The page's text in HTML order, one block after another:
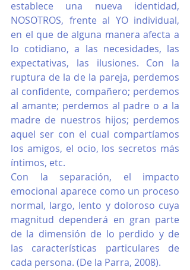
establece una nueva identidad,
NOSOTROS, frente al YO individual,
en el que de alguna manera afecta a
lo cotidiano, a las necesidades, las
expectativas, las ilusiones. Con la
ruptura de la de la pareja, perdemos
al confidente, compañero; perdemos
al amante; perdemos al padre o a la
madre de nuestros hijos; perdemos
aquel ser con el cual compartíamos
los amigos, el ocio, los secretos más
íntimos, etc.
Con la separación, el impacto
emocional aparece como un proceso
normal, largo, lento y doloroso cuya
magnitud dependerá en gran parte
de la dimensión de lo perdido y de
las características particulares de
cada persona. (De la Parra, 2008).